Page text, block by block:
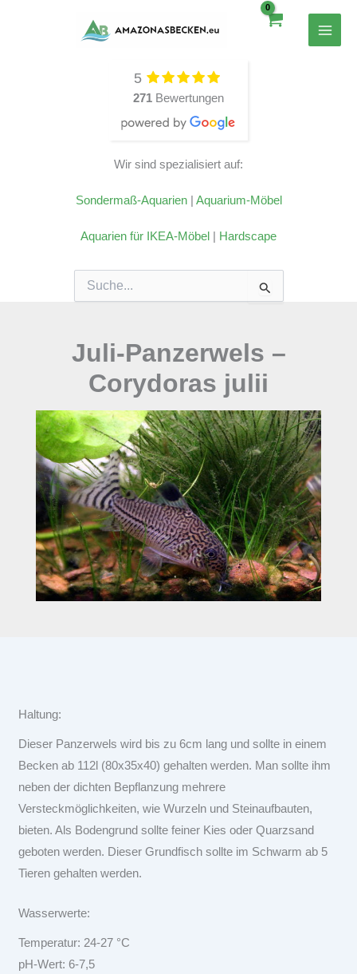
5
271 Bewertungen
Wir sind spezialisiert auf:
Sondermaß-Aquarien| Aquarium-Möbel
Aquarien für IKEA-Möbel | Hardscape
Suchen
nach:
Juli-Panzerwels –
Corydoras julii
Haltung:
Dieser Panzerwels wird bis zu 6cm lang und sollte in einem
Becken ab 112l (80x35x40) gehalten werden. Man sollte ihm
neben der dichten Bepflanzung mehrere
Versteckmöglichkeiten, wie Wurzeln und Steinaufbauten,
bieten. Als Bodengrund sollte feiner Kies oder Quarzsand
geboten werden. Dieser Grundfisch sollte im Schwarm ab 5
Tieren gehalten werden.
Wasserwerte:
Temperatur: 24-27 °C
pH-Wert: 6-7,5